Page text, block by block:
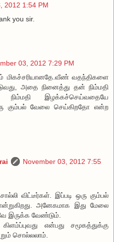
2012 1:54 PM
you sir.
03, 2012 7:29 PM
வதந்திகளை
அதை நினைத்து தன் நிம்மதி
நிம்மதி இழக்கச்செய்வதையே
கும்பல் வேலை செய்கிறதோ என்ற
November 03, 2012 7:55
விட்டீர்கள். இப்படி ஒரு கும்பல்
அனேகமாக இது மேலை
இருக்க வேண்டும்.
என்பது சமூகத்துக்கு
சொல்லலாம்.